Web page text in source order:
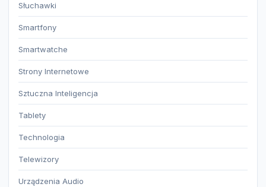
Słuchawki
Smartfony
Smartwatche
Strony Internetowe
Sztuczna Inteligencja
Tablety
Technologia
Telewizory
Urządzenia Audio